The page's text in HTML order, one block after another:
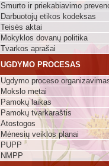
Smurto ir priekabiavimo
Darbuotojų etikos kodeksas
Teisės aktai
Mokyklos dovanų politika
Tvarkos aprašai
UGDYMO PROCESAS
Ugdymo proceso
Mokslo metai
Pamokų laikas
Pamokų tvarkaraštis
Atostogos
Mėnesių veiklos planai
PUPP
NMPP